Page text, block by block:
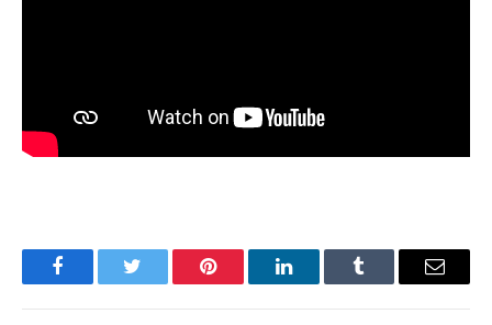
FacebookTwitter Pinterest LinkedInTumblr Имэйл